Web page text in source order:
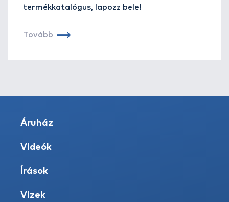
termékkatalógus, lapozz bele!
Tovább
Áruház
Videók
Írások
Vizek